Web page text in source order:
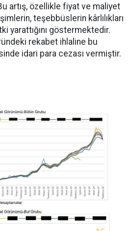
artış, özellikle fiyat ve maliyet
teşebbüslerin kârlılıkları
yarattığını göstermektedir.
rekabet ihlaline bu
idari para cezası vermiştir.